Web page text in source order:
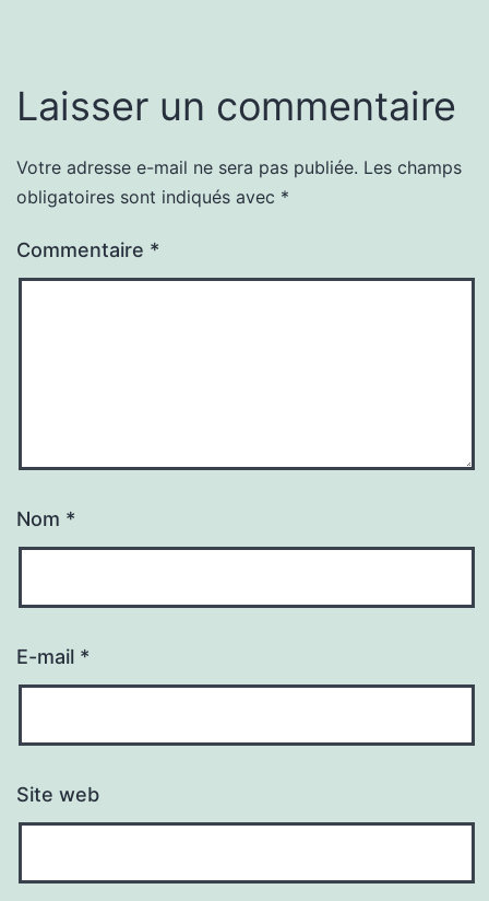
Laisser un commentaire
Votre adresse e-mail ne sera pas publiée. Les champs
obligatoires sont indiqués avec *
Commentaire *
Nom *
E-mail *
Site web